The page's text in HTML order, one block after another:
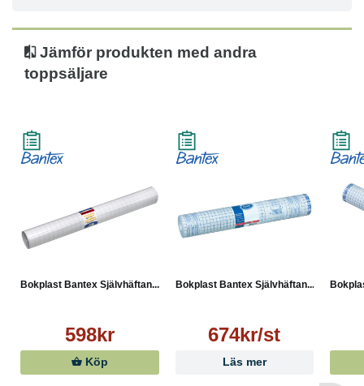
● Material: Polypropylen (PP)
● Färg: Transparent
● Yta: Blank
● Tjocklek: 80 my
● Egenskaper: Självhäftande, syrafri
Jämför produkten med andra
toppsäljare
Bokplast Bantex Självhäftan...
598kr
Köp
Bokplast Bantex Självhäftan...
674kr/st
Läs mer